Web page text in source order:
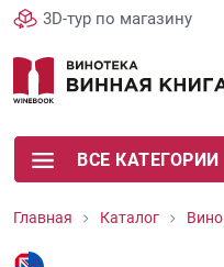
3D-тур по магазину
ВСЕ КАТЕГОРИИ
Главная Каталог Вино